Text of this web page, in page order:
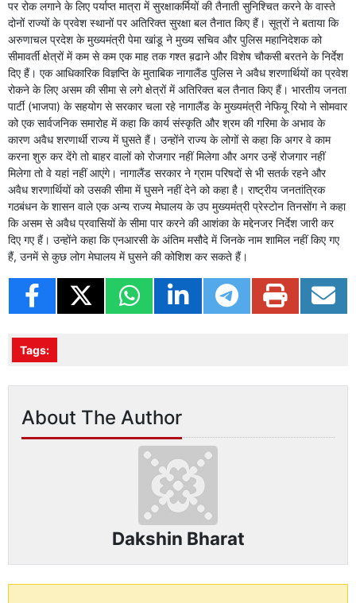
पर रोक लगाने के लिए पर्याप्त मात्रा में सुरक्षाकर्मियों की तैनाती सुनिश्चित करने के वास्ते
दोनों राज्यों के प्रवेश स्थानों पर अतिरिक्त सुरक्षा बल तैनात किए हैं। सूत्रों ने बताया कि
अरुणाचल प्रदेश के मुख्यमंत्री पेमा खांडू ने मुख्य सचिव और पुलिस महानिदेशक को
सीमावर्ती क्षेत्रों में कम से कम एक माह तक गश्त ब़ढाने और विशेष चौकसी बरतने के निर्देश
दिए हैं। एक आधिकारिक विज्ञप्ति के मुताबिक नागालैंड पुलिस ने अवैध शरणार्थियों का प्रवेश
रोकने के लिए असम की सीमा से लगे क्षेत्रों में अतिरिक्त बल तैनात किए हैं। भारतीय जनता
पार्टी (भाजपा) के सहयोग से सरकार चला रहे नागालैंड के मुख्यमंत्री नेफियू रियो ने सोमवार
को एक सार्वजनिक समारोह में कहा कि कार्य संस्कृति और श्रम की गरिमा के अभाव के
कारण अवैध शरणार्थी राज्य में घुसते हैं। उन्होंने राज्य के लोगों से कहा कि अगर वे काम
करना शुरु कर देंगे तो बाहर वालों को रोजगार नहीं मिलेगा और अगर उन्हें रोजगार नहीं
मिलेगा तो वे यहां नहीं आएंगे। नागालैंड सरकार ने ग्राम परिषदों से भी सतर्क रहने और
अवैध शरणार्थियों को उसकी सीमा में घुसने नहीं देने को कहा है। राष्ट्रीय जनतांत्रिक
गठबंधन के शासन वाले एक अन्य राज्य मेघालय के उप मुख्यमंत्री प्रेस्टोन तिनसोंग ने कहा
कि असम से अवैध प्रवासियों के सीमा पार करने की आशंका के मद्देनजर निर्देश जारी कर
दिए गए हैं। उन्होंने कहा कि एनआरसी के अंतिम मसौदे में जिनके नाम शामिल नहीं किए गए
हैं, उनमें से कुछ लोग मेघालय में घुसने की कोशिश कर सकते हैं।
Tags:
About The Author
Dakshin Bharat